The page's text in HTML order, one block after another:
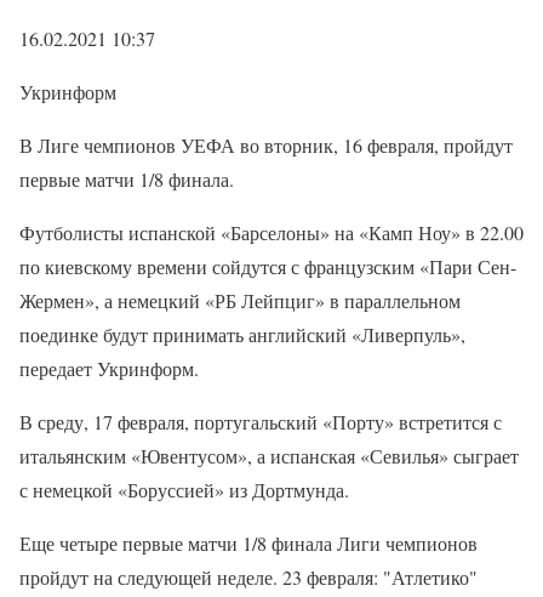
16.02.2021 10:37
Укринформ
В Лиге чемпионов УЕФА во вторник, 16 февраля, пройдут
первые матчи 1/8 финала.
Футболисты испанской «Барселоны» на «Камп Ноу» в 22.00
по киевскому времени сойдутся с французским «Пари Сен-
Жермен», а немецкий «РБ Лейпциг» в параллельном
поединке будут принимать английский «Ливерпуль»,
передает Укринформ.
В среду, 17 февраля, португальский «Порту» встретится с
итальянским «Ювентусом», а испанская «Севилья» сыграет
с немецкой «Боруссией» из Дортмунда.
Еще четыре первые матчи 1/8 финала Лиги чемпионов
пройдут на следующей неделе. 23 февраля: "Атлетико"